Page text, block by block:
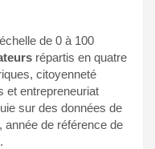
de 0 à 100
répartis en quatre
citoyenneté
et entrepreneuriat
sur des données de
année de référence de